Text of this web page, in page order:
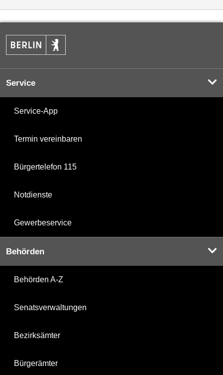
Service
Service-App
Termin vereinbaren
Bürgertelefon 115
Notdienste
Gewerbeservice
Behörden
Behörden A-Z
Senatsverwaltungen
Bezirksämter
Bürgerämter